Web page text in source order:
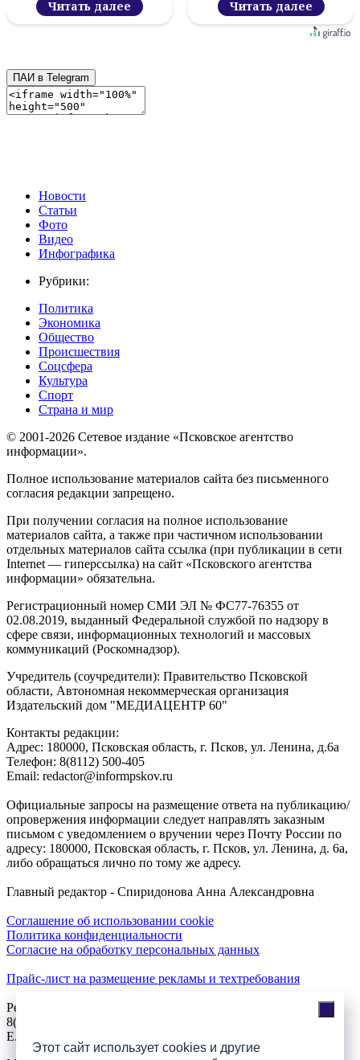
Этот сайт использует cookies и другие
проектЧитать далее Россия!»Читать далее
ПАИ в Telegram
Новости
Статьи
Фото
Видео
Инфографика
Рубрики:
Политика
Экономика
Общество
Происшествия
Соцсфера
Культура
Спорт
Страна и мир
© 2001-2026 Сетевое издание «Псковское агентство
информации».
Полное использование материалов сайта без письменного
согласия редакции запрещено.
При получении согласия на полное использование
материалов сайта, а также при частичном использовании
отдельных материалов сайта ссылка (при публикации в сети
Internet — гиперссылка) на сайт «Псковского агентства
информации» обязательна.
Регистрационный номер СМИ ЭЛ № ФС77-76355 от
02.08.2019, выданный Федеральной службой по надзору в
сфере связи, информационных технологий и массовых
коммуникаций (Роскомнадзор).
Учредитель (соучредители): Правительство Псковской
области, Автономная некоммерческая организация
Издательский дом "МЕДИАЦЕНТР 60"
Контакты редакции:
Адреc: 180000, Псковская область, г. Псков, ул. Ленина, д.6а
Телефон: 8(8112) 500-405
Email: redactor@informpskov.ru
Официальные запросы на размещение ответа на публикацию/
опровержения информации следует направлять заказным
письмом с уведомлением о вручении через Почту России по
адресу: 180000, Псковская область, г. Псков, ул. Ленина, д. 6а,
либо обращаться лично по тому же адресу.
Главный редактор - Спиридонова Анна Александровна
Соглашение об использовании cookie
Политика конфиденциальности
Согласие на обработку персональных данных
Прайс-лист на размещение рекламы и техтребования
Реклама на сайте
8(921)508-52-62, телефон 8(8112) 500-131
E.Sezeikina@mhpsk.ru